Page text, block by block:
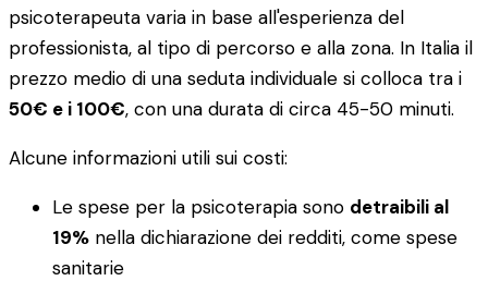
psicoterapeuta varia in base all'esperienza del
professionista, al tipo di percorso e alla zona. In Italia il
prezzo medio di una seduta individuale si colloca tra i
50€ e i 100€, con una durata di circa 45-50 minuti.
Alcune informazioni utili sui costi:
Le spese per la psicoterapia sono detraibili al
19% nella dichiarazione dei redditi, come spese
sanitarie